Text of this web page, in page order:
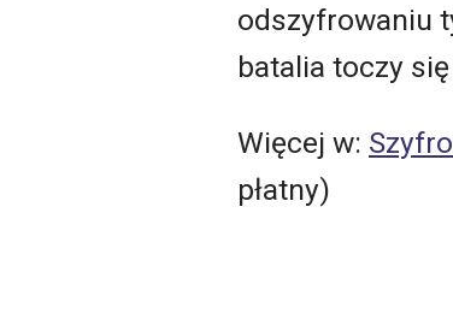
odszyfrowaniu
batalia toczy
Więcej w:
płatny)